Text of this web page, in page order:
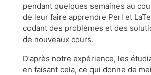
pendant quelques semaines au
de leur faire apprendre Perl et
codant des problèmes et des
de nouveaux cours.
D’après notre expérience, les
en faisant cela, ce qui donne de